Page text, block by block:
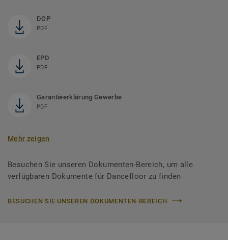
DOP
PDF
EPD
PDF
Garantieerklärung Gewerbe
PDF
Mehr zeigen
Besuchen Sie unseren Dokumenten-Bereich, um alle
verfügbaren Dokumente für Dancefloor zu finden
BESUCHEN SIE UNSEREN DOKUMENTEN-BEREICH